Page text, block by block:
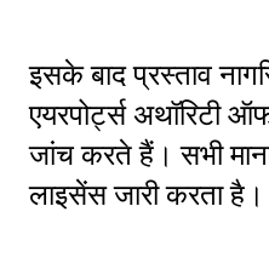
इसके बाद प्रस्ताव
एयरपोर्ट्स अथॉरिटी
जांच करते हैं। सभी
लाइसेंस जारी करता